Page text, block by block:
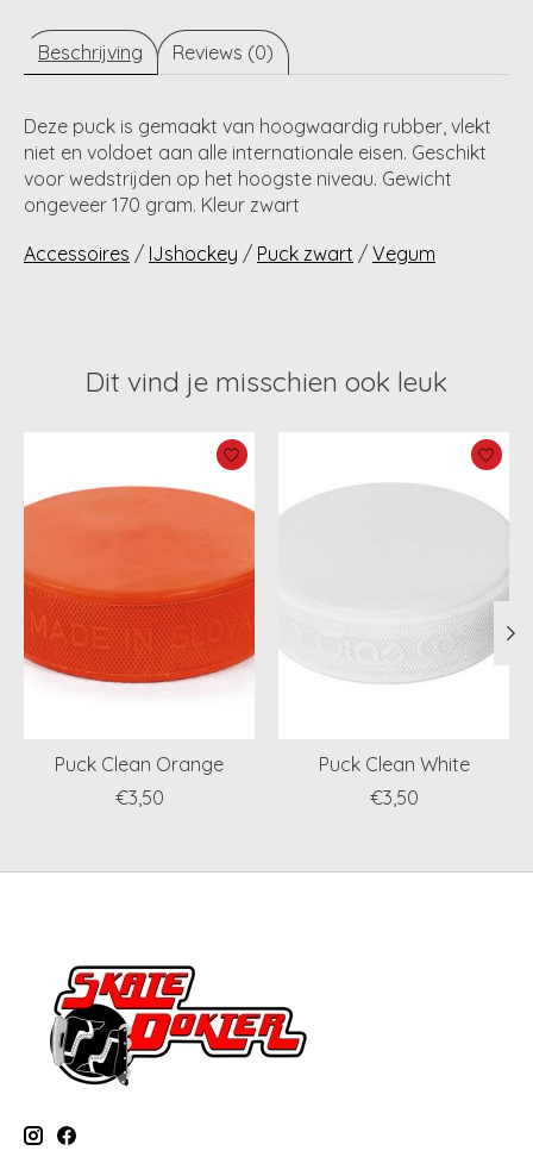
Beschrijving Reviews (0)
Deze puck is gemaakt van hoogwaardig rubber, vlekt
niet en voldoet aan alle internationale eisen. Geschikt
voor wedstrijden op het hoogste niveau. Gewicht
ongeveer 170 gram. Kleur zwart
Accessoires / IJshockey / Puck zwart / Vegum
Dit vind je misschien ook leuk
Items van productcarrousel
Puck Clean Orange
€3,50
Puck Clean White
€3,50